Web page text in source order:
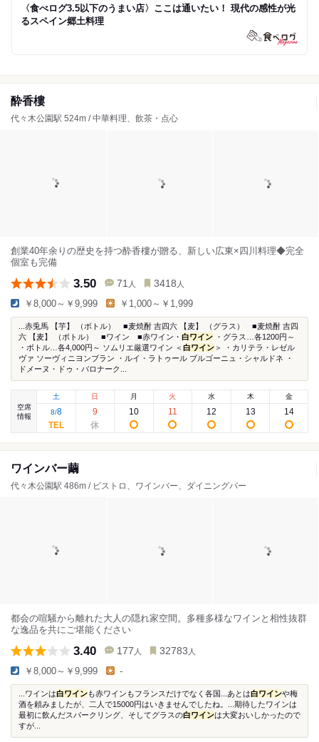
〈食べログ3.5以下のうまい店〉ここは通いたい！ 現代の感性が光
るスペイン郷土料理
酔香樓
代々木公園駅 524m / 中華料理、飲茶・点心
創業40年余りの歴史を持つ酔香樓が贈る、新しい広東×四川料理◆完全
個室も完備
3.50 71 人 3418 人
￥8,000～￥9,999 ￥1,000～￥1,999
...赤兎馬 【芋】 （ボトル） ■麦焼酎 吉四六 【麦】 （グラス） ■麦焼酎 吉四
六 【麦】 （ボトル） ■ワイン ■赤ワイン・ 白ワイン ・グラス…各1200円～
・ボトル…各4,000円～ ソムリエ厳選ワイン ＜白ワイン＞ ・カリテラ・レゼル
ヴァ ソーヴィニヨンブラン ・ルイ・ラトゥール ブルゴーニュ・シャルドネ ・
ドメーヌ・ドゥ・バロナーク...
空席
情報
土
8/8
日
9
月
10
火
11
水
12
木
13
金
14
ワインバー繭
代々木公園駅 486m / ビストロ、ワインバー、ダイニングバー
都会の喧騒から離れた大人の隠れ家空間。多種多様なワインと相性抜群
な逸品を共にご堪能ください
3.40 177 人 32783 人
￥8,000～￥9,999 -
...ワインは白ワインも赤ワインもフランスだけでなく各国...あとは白ワインや梅
酒を頼みましたが、二人で15000円はいきませんでしたね。...期待したワインは
最初に飲んだスパークリング、そしてグラスの白ワインは大変おいしかったので
すが...